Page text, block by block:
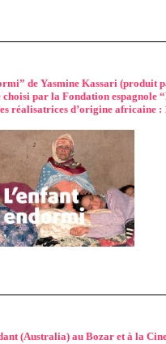
de Yasmine Kassari (produit
choisi par la Fondation espagnole
réalisatrices d’origine africaine :
(Australia) au Bozar et à la